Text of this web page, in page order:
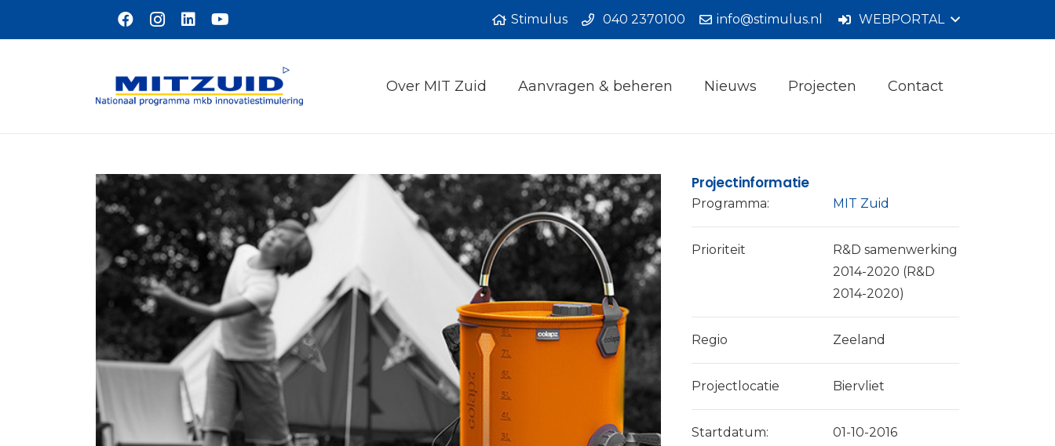
Stimulus 040 2370100 info@stimulus.nl WEBPORTAL
Over MIT Zuid Aanvragen & beheren Nieuws Projecten Contact
Projectinformatie
Programma: MIT Zuid
Prioriteit
R&D samenwerking
2014-2020 (R&D
2014-2020)
Regio Zeeland
Projectlocatie Biervliet
Startdatum:
01-10-2016